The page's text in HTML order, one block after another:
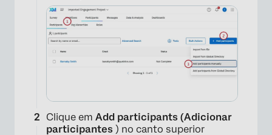
Clique em Add participants (Adicionar
participantes ) no canto superior